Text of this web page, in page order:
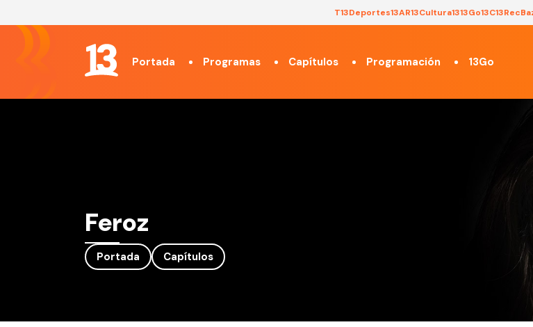
T13Deportes13AR13Cultura1313Go13C13Rec
Portada Programas Capítulos Programación 13Go
Feroz
Portada Capítulos